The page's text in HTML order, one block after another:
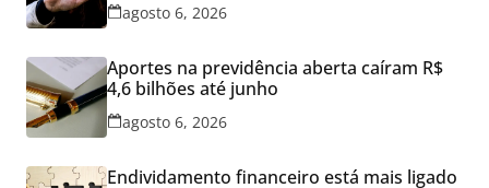
agosto 6, 2026
Aportes na previdência aberta caíram R$
4,6 bilhões até junho
agosto 6, 2026
Endividamento financeiro está mais ligado